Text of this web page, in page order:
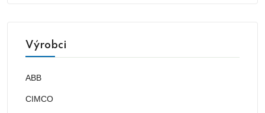
Výrobci
ABB
CIMCO